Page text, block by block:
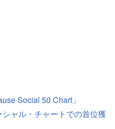
Social 50 Chart」
ャル・チャートでの首位獲